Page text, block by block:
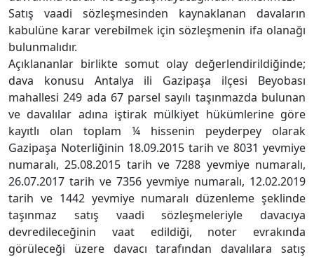
Satış vaadi sözleşmesinden kaynaklanan davaların
kabulüne karar verebilmek için sözleşmenin ifa olanağı
bulunmalıdır.
Açıklananlar birlikte somut olay değerlendirildiğinde;
dava konusu Antalya ili Gazipaşa ilçesi Beyobası
mahallesi 249 ada 67 parsel sayılı taşınmazda bulunan
ve davalılar adına iştirak mülkiyet hükümlerine göre
kayıtlı olan toplam ¼ hissenin peyderpey olarak
Gazipaşa Noterliğinin 18.09.2015 tarih ve 8031 yevmiye
numaralı, 25.08.2015 tarih ve 7288 yevmiye numaralı,
26.07.2017 tarih ve 7356 yevmiye numaralı, 12.02.2019
tarih ve 1442 yevmiye numaralı düzenleme şeklinde
taşınmaz satış vaadi sözleşmeleriyle davacıya
devredileceğinin vaat edildiği, noter evrakında
görüleceği üzere davacı tarafından davalılara satış